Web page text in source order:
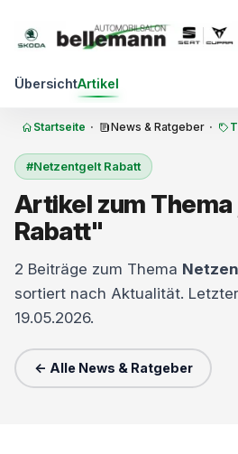
ÜbersichtArtikel
Startseite · News & Ratgeber ·
#Netzentgelt Rabatt
Artikel zum
Rabatt"
2 Beiträge zum Thema
sortiert nach Aktualität.
19.05.2026.
← Alle News & Ratgeber